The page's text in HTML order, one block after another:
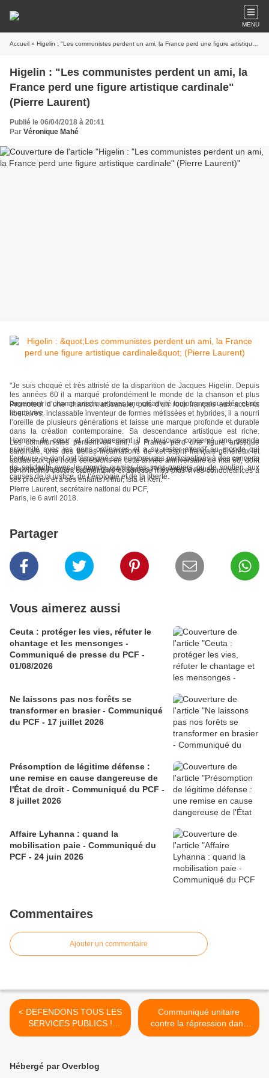
MENU
Accueil » Higelin : "Les communistes perdent un ami, la France perd une figure artistique cardinale" (Pierre Laurent)
Higelin : "Les communistes perdent un ami, la
France perd une figure artistique cardinale"
(Pierre Laurent)
Publié le 06/04/2018 à 20:41
Par Véronique Mahé
"Je suis choqué et très attristé de la disparition de Jacques Higelin. Depuis
les années 60 il a marqué profondément le monde de la chanson et plus
largement le champ artistique avec une créativité toujours renouvelée et sur
le qui-vive.
Promoteur d’une chanson artisanale, puis d’un rock français aux accents
libertaires, inclassable inventeur de formes métissées et hybrides, il a nourri
l’oreille de plusieurs générations et laisse une marque profonde et durable
dans la création contemporaine. Sa descendance artistique est riche.
Homme de cœur et d’engagement il a toujours conservé une grande
proximité avec les gens ordinaires et a su rester attentif au monde qui
l’entoure ce dont ont témoigné ses nombreuses participations à des concerts
de solidarité avec le monde ouvrier, les sans-papiers ou de soutien aux
causes de la justice, de l’écologie et de la liberté.
Les communistes perdent un ami, la France perd une figure artistique
cardinale, une des belles incarnations de cet esprit français généreux et
audacieux que nous célébrons en cette année anniversaire de mai 68, dont
l’œuvre de Jacques Higelin garde à jamais l’irrévérence rieuse.
Je m’incline devant sa mémoire et adresse mes plus vives condoléances à
ses proches et à ses enfants Arthur, Isïa et Kên."
Pierre Laurent, secrétaire national du PCF,
Paris, le 6 avril 2018.
Partager
Vous aimerez aussi
Ceuta : protéger les vies, réfuter le
chantage et les mensonges -
Communiqué de presse du PCF -
01/08/2026
Ne laissons pas nos forêts se
transformer en brasier - Communiqué
du PCF - 17 juillet 2026
Présomption de légitime défense :
une remise en cause dangereuse de
l'État de droit - Communiqué du PCF -
8 juillet 2026
Affaire Lyhanna : quand la
mobilisation paie - Communiqué du
PCF - 24 juin 2026
Commentaires
Ajouter un commentaire
< DEFENDONS TOUS LES
SERVICES PUBLICS !
SOLIDARITE AVEC LES
Communiqué unitaire
contre la répression dans
les universités >
Hébergé par Overblog